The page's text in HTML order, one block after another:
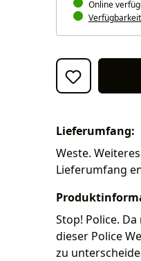
Online
Lieferumfang:
Weste.
Lieferumfang
Stop! Police.
dieser Police
zu